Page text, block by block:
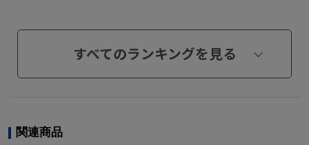
すべてのランキングを見る
関連商品